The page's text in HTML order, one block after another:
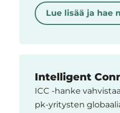
Lue lisää ja hae
Intelligent
ICC -hanke
pk-yritysten